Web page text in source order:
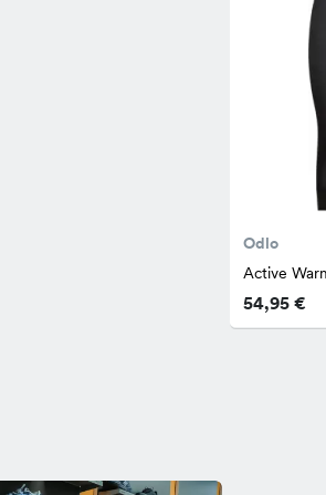
Odlo
Active
54,95 €